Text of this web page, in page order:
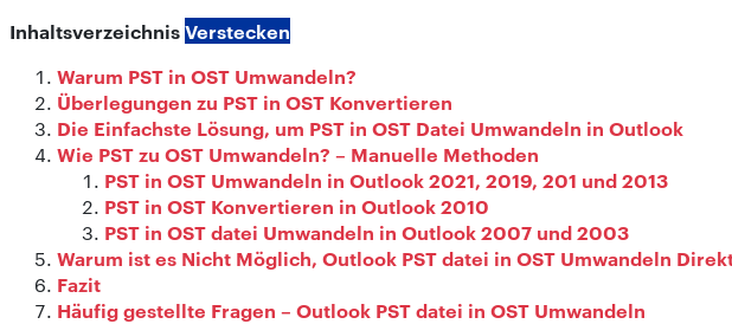
InhaltsverzeichnisVerstecken
Warum PST in OST Umwandeln?
Überlegungen zu PST in OST Konvertieren
Die Einfachste Lösung, um PST in OST Datei Umwandeln in Outlook
Wie PST zu OST Umwandeln? – Manuelle Methoden
PST in OST Umwandeln in Outlook 2021, 2019, 201 und 2013
PST in OST Konvertieren in Outlook 2010
PST in OST datei Umwandeln in Outlook 2007 und 2003
Warum ist es Nicht Möglich, Outlook PST datei in OST Umwandeln
Fazit
Häufig gestellte Fragen – Outlook PST datei in OST Umwandeln